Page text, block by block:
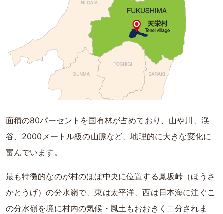
面積の80パーセントを国有林が占めており、山や川、渓
谷、2000メートル級の山脈など、地理的に大きな変化に
富んでいます。
最も特徴的なのが村のほぼ中央に位置する鳳坂峠（ほうさ
かとうげ）の分水嶺で、東は太平洋、西は日本海に注ぐこ
の分水嶺を境に村内の気候・風土もおおきく二分されま